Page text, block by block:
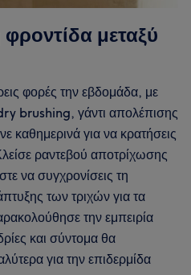
μεταξύ
φορές την εβδομάδα, με
brushing, γάντι απολέπισης
για να κρατήσεις
ραντεβού αποτρίχωσης
να συγχρονίσεις τη
των τριχών για τα
την εμπειρία
και σύντομα θα
για την επιδερμίδα